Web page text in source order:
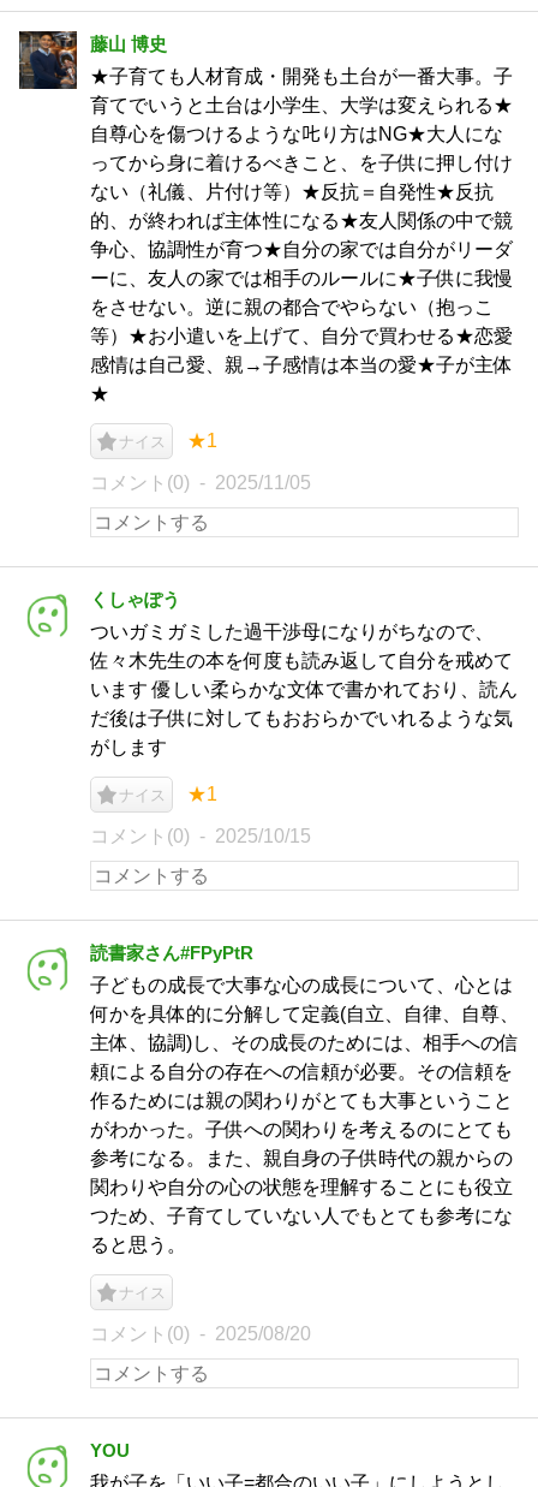
藤山 博史
★子育ても人材育成・開発も土台が一番大事。子
育てでいうと土台は小学生、大学は変えられる★
自尊心を傷つけるような𠮟り方はNG★大人にな
ってから身に着けるべきこと、を子供に押し付け
ない（礼儀、片付け等）★反抗＝自発性★反抗
的、が終われば主体性になる★友人関係の中で競
争心、協調性が育つ★自分の家では自分がリーダ
ーに、友人の家では相手のルールに★子供に我慢
をさせない。逆に親の都合でやらない（抱っこ
等）★お小遣いを上げて、自分で買わせる★恋愛
感情は自己愛、親→子感情は本当の愛★子が主体
★
ナイス ★1
コメント(0) 2025/11/05
くしゃぽう
ついガミガミした過干渉母になりがちなので、
佐々木先生の本を何度も読み返して自分を戒めて
います 優しい柔らかな文体で書かれており、読ん
だ後は子供に対してもおおらかでいれるような気
がします
ナイス ★1
コメント(0) 2025/10/15
読書家さん#FPyPtR
子どもの成長で大事な心の成長について、心とは
何かを具体的に分解して定義(自立、自律、自尊、
主体、協調)し、その成長のためには、相手への信
頼による自分の存在への信頼が必要。その信頼を
作るためには親の関わりがとても大事ということ
がわかった。子供への関わりを考えるのにとても
参考になる。また、親自身の子供時代の親からの
関わりや自分の心の状態を理解することにも役立
つため、子育てしていない人でもとても参考にな
ると思う。
ナイス
コメント(0) 2025/08/20
YOU
我が子を「いい子=都合のいい子」にしようとし